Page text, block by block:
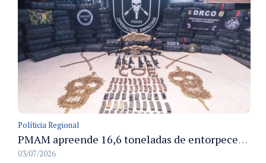
Políticia Regional
PMAM apreende 16,6 toneladas de entorpecentes e registra aumento nas prisões em flagrante e nas capturas de foragidos no primeiro semestre de 2026
03/07/2026